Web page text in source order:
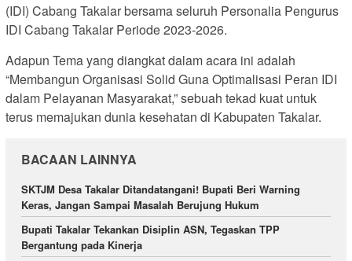
(IDI) Cabang Takalar bersama seluruh Personalia Pengurus
IDI Cabang Takalar Periode 2023-2026.
Adapun Tema yang diangkat dalam acara ini adalah
“Membangun Organisasi Solid Guna Optimalisasi Peran IDI
dalam Pelayanan Masyarakat,” sebuah tekad kuat untuk
terus memajukan dunia kesehatan di Kabupaten Takalar.
BACAAN LAINNYA
SKTJM Desa Takalar Ditandatangani! Bupati Beri Warning
Keras, Jangan Sampai Masalah Berujung Hukum
Bupati Takalar Tekankan Disiplin ASN, Tegaskan TPP
Bergantung pada Kinerja